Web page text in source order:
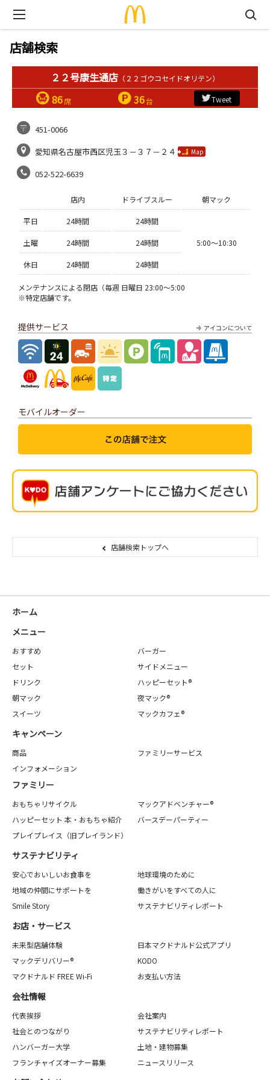
店舗検索
２２号康生通店 （２２ゴウコセイドオリテン）
86席 36台 Tweet
451-0066
愛知県名古屋市西区児玉３－３７－２４
Map
052-522-6639
店内 ドライブスルー 朝マック
平日 24時間 24時間
5:00〜10:30
土曜 24時間 24時間
休日 24時間 24時間
メンテナンスによる閉店（毎週 日曜日 23:00～5:00
※特定店舗です。
アイコンについて
提供サービス
モバイルオーダー
店舗検索トップへ
ホーム
メニュー
おすすめ
バーガー
セット
サイドメニュー
ドリンク
ハッピーセット®
朝マック
夜マック®
スイーツ
マックカフェ®
キャンペーン
商品
ファミリーサービス
インフォメーション
ファミリー
おもちゃリサイクル
マックアドベンチャー®
ハッピーセット 本・おもちゃ紹介
バースデーパーティー
プレイプレイス（旧プレイランド）
サステナビリティ
安心でおいしいお食事を
地球環境のために
地域の仲間にサポートを
働きがいをすべての人に
Smile Story
サステナビリティレポート
お店・サービス
未来型店舗体験
日本マクドナルド公式アプリ
マックデリバリー®
KODO
マクドナルド FREE Wi-Fi
お支払い方法
会社情報
代表挨拶
会社案内
社会とのつながり
サステナビリティレポート
ハンバーガー大学
土地・建物募集
フランチャイズオーナー募集
ニュースリリース